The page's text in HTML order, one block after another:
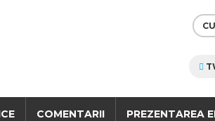
COMENTARII PREZENTAREA